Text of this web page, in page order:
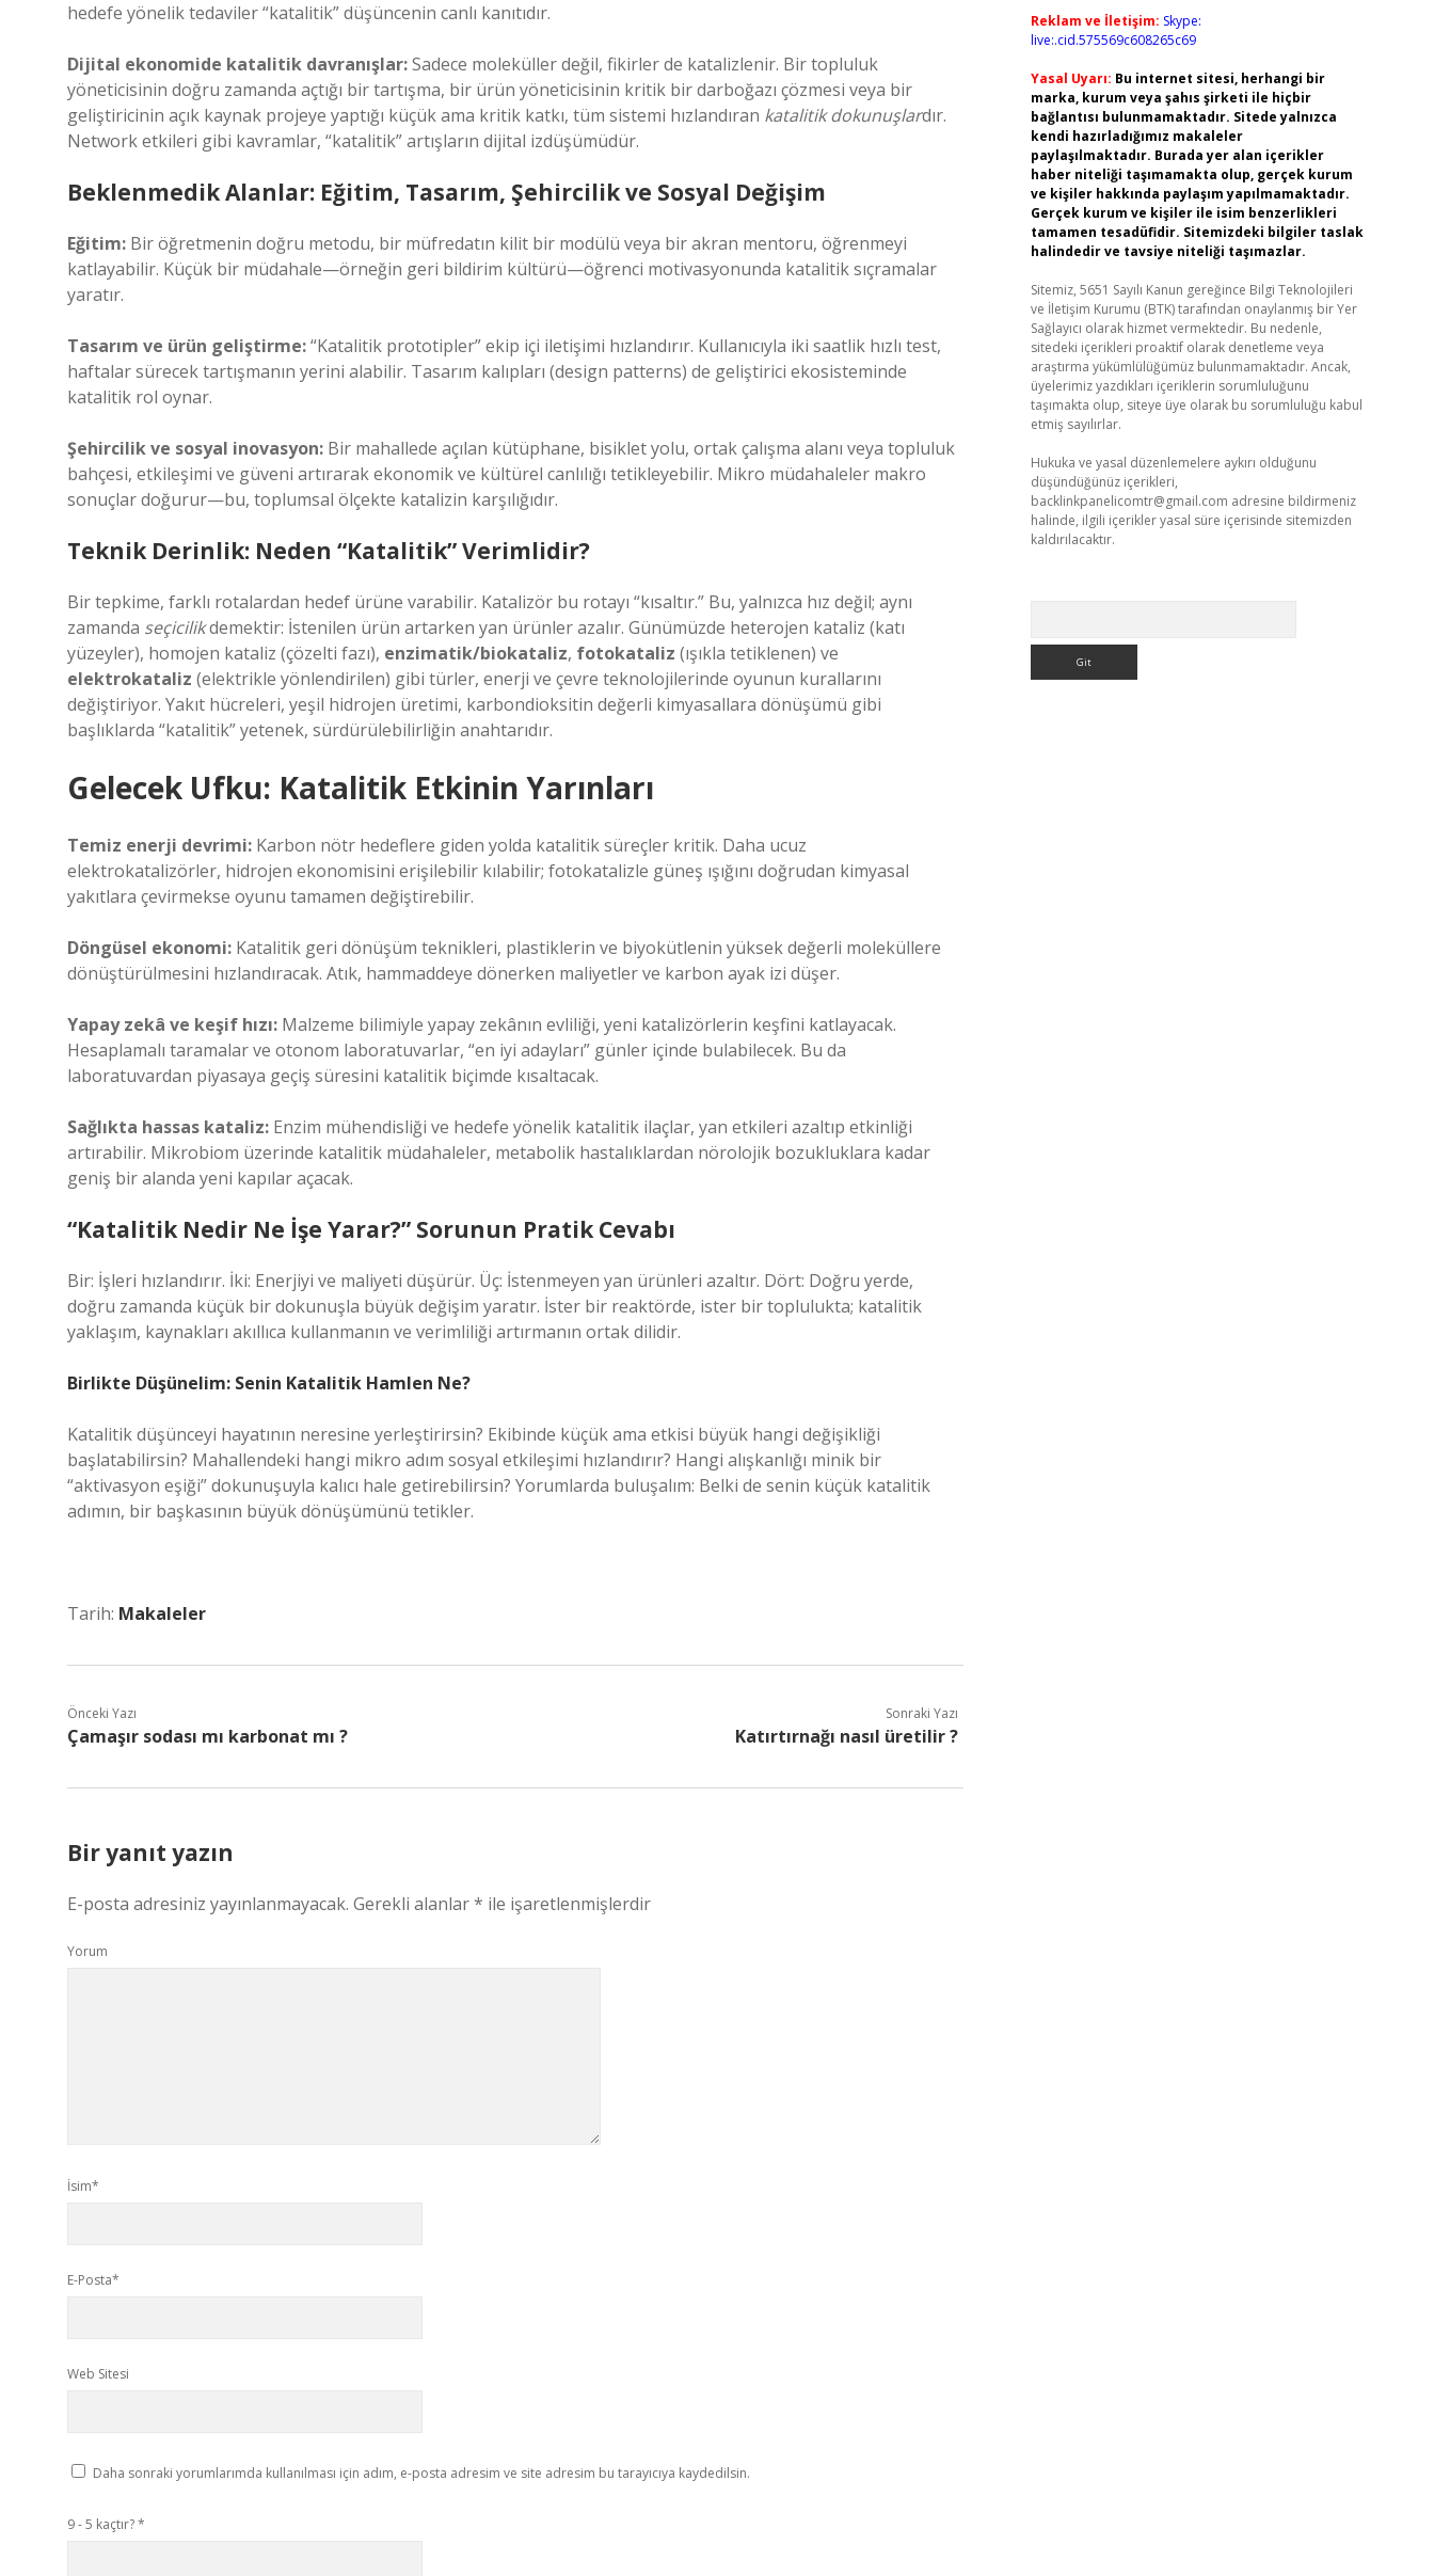
hedefe yönelik tedaviler “katalitik” düşüncenin canlı kanıtıdır.
Dijital ekonomide katalitik davranışlar:Sadece moleküller değil, fikirler de katalizlenir. Bir topluluk
yöneticisinin doğru zamanda açtığı bir tartışma, bir ürün yöneticisinin kritik bir darboğazı çözmesi veya bir
geliştiricinin açık kaynak projeye yaptığı küçük ama kritik katkı, tüm sistemi hızlandıran katalitik dokunuşlardır.
Network etkileri gibi kavramlar, “katalitik” artışların dijital izdüşümüdür.
Beklenmedik Alanlar: Eğitim, Tasarım, Şehircilik ve Sosyal Değişim
Eğitim: Bir öğretmenin doğru metodu, bir müfredatın kilit bir modülü veya bir akran mentoru, öğrenmeyi
katlayabilir. Küçük bir müdahale—örneğin geri bildirim kültürü—öğrenci motivasyonunda katalitik sıçramalar
yaratır.
Tasarım ve ürün geliştirme:“Katalitik prototipler” ekip içi iletişimi hızlandırır. Kullanıcıyla iki saatlik hızlı test,
haftalar sürecek tartışmanın yerini alabilir. Tasarım kalıpları (design patterns) de geliştirici ekosisteminde
katalitik rol oynar.
Şehircilik ve sosyal inovasyon: Bir mahallede açılan kütüphane, bisiklet yolu, ortak çalışma alanı veya topluluk
bahçesi, etkileşimi ve güveni artırarak ekonomik ve kültürel canlılığı tetikleyebilir. Mikro müdahaleler makro
sonuçlar doğurur—bu, toplumsal ölçekte katalizin karşılığıdır.
Teknik Derinlik: Neden “Katalitik” Verimlidir?
Bir tepkime, farklı rotalardan hedef ürüne varabilir. Katalizör bu rotayı “kısaltır.” Bu, yalnızca hız değil; aynı
zamanda seçicilikdemektir: İstenilen ürün artarken yan ürünler azalır. Günümüzde heterojen kataliz (katı
yüzeyler), homojen kataliz (çözelti fazı), enzimatik/biokataliz, fotokataliz (ışıkla tetiklenen) ve
elektrokataliz (elektrikle yönlendirilen) gibi türler, enerji ve çevre teknolojilerinde oyunun kurallarını
değiştiriyor. Yakıt hücreleri, yeşil hidrojen üretimi, karbondioksitin değerli kimyasallara dönüşümü gibi
başlıklarda “katalitik” yetenek, sürdürülebilirliğin anahtarıdır.
Gelecek Ufku: Katalitik Etkinin Yarınları
Temiz enerji devrimi: Karbon nötr hedeflere giden yolda katalitik süreçler kritik. Daha ucuz
elektrokatalizörler, hidrojen ekonomisini erişilebilir kılabilir; fotokatalizle güneş ışığını doğrudan kimyasal
yakıtlara çevirmekse oyunu tamamen değiştirebilir.
Döngüsel ekonomi: Katalitik geri dönüşüm teknikleri, plastiklerin ve biyokütlenin yüksek değerli moleküllere
dönüştürülmesini hızlandıracak. Atık, hammaddeye dönerken maliyetler ve karbon ayak izi düşer.
Yapay zekâ ve keşif hızı: Malzeme bilimiyle yapay zekânın evliliği, yeni katalizörlerin keşfini katlayacak.
Hesaplamalı taramalar ve otonom laboratuvarlar, “en iyi adayları” günler içinde bulabilecek. Bu da
laboratuvardan piyasaya geçiş süresini katalitik biçimde kısaltacak.
Sağlıkta hassas kataliz: Enzim mühendisliği ve hedefe yönelik katalitik ilaçlar, yan etkileri azaltıp etkinliği
artırabilir. Mikrobiom üzerinde katalitik müdahaleler, metabolik hastalıklardan nörolojik bozukluklara kadar
geniş bir alanda yeni kapılar açacak.
“Katalitik Nedir Ne İşe Yarar?” Sorunun Pratik Cevabı
Bir: İşleri hızlandırır. İki: Enerjiyi ve maliyeti düşürür. Üç: İstenmeyen yan ürünleri azaltır. Dört: Doğru yerde,
doğru zamanda küçük bir dokunuşla büyük değişim yaratır. İster bir reaktörde, ister bir toplulukta; katalitik
yaklaşım, kaynakları akıllıca kullanmanın ve verimliliği artırmanın ortak dilidir.
Birlikte Düşünelim: Senin Katalitik Hamlen Ne?
Katalitik düşünceyi hayatının neresine yerleştirirsin? Ekibinde küçük ama etkisi büyük hangi değişikliği
başlatabilirsin? Mahallendeki hangi mikro adım sosyal etkileşimi hızlandırır? Hangi alışkanlığı minik bir
“aktivasyon eşiği” dokunuşuyla kalıcı hale getirebilirsin? Yorumlarda buluşalım: Belki de senin küçük katalitik
adımın, bir başkasının büyük dönüşümünü tetikler.
Tarih: Makaleler
Önceki Yazı
Çamaşır sodası mı karbonat mı ?
Sonraki Yazı
Katırtırnağı nasıl üretilir ?
Bir yanıt yazın
E-posta adresiniz yayınlanmayacak. Gerekli alanlar* ile işaretlenmişlerdir
Yorum
İsim*
E-Posta*
Web Sitesi
Daha sonraki yorumlarımda kullanılması için adım, e-posta adresim ve site adresim bu tarayıcıya kaydedilsin.
9 - 5 kaçtır?*
Reklam ve İletişim: Skype:
live:.cid.575569c608265c69
Yasal Uyarı: Bu internet sitesi, herhangi bir
marka, kurum veya şahıs şirketi ile hiçbir
bağlantısı bulunmamaktadır. Sitede yalnızca
kendi hazırladığımız makaleler
paylaşılmaktadır. Burada yer alan içerikler
haber niteliği taşımamakta olup, gerçek kurum
ve kişiler hakkında paylaşım yapılmamaktadır.
Gerçek kurum ve kişiler ile isim benzerlikleri
tamamen tesadüfidir. Sitemizdeki bilgiler taslak
halindedir ve tavsiye niteliği taşımazlar.
Sitemiz, 5651 Sayılı Kanun gereğince Bilgi Teknolojileri
ve İletişim Kurumu (BTK) tarafından onaylanmış bir Yer
Sağlayıcı olarak hizmet vermektedir. Bu nedenle,
sitedeki içerikleri proaktif olarak denetleme veya
araştırma yükümlülüğümüz bulunmamaktadır. Ancak,
üyelerimiz yazdıkları içeriklerin sorumluluğunu
taşımakta olup, siteye üye olarak bu sorumluluğu kabul
etmiş sayılırlar.
Hukuka ve yasal düzenlemelere aykırı olduğunu
düşündüğünüz içerikleri,
backlinkpanelicomtr@gmail.com adresine bildirmeniz
halinde, ilgili içerikler yasal süre içerisinde sitemizden
kaldırılacaktır.